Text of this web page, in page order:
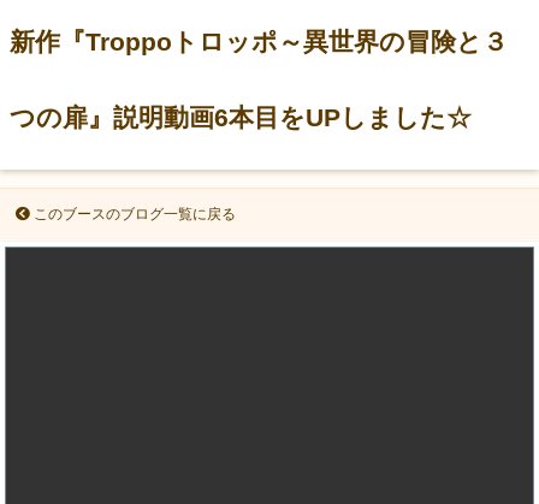
新作『Troppoトロッポ～異世界の冒険と３
つの扉』説明動画6本目をUPしました☆
このブースのブログ一覧に戻る